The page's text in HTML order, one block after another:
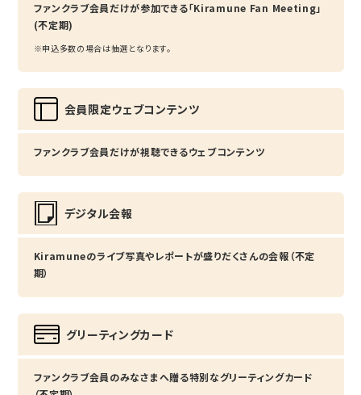
ファンクラブ会員だけが参加できる「Kiramune Fan Meeting」
(不定期)
※申込多数の場合は抽選となります。
会員限定ウェブコンテンツ
ファンクラブ会員だけが視聴できるウェブコンテンツ
デジタル会報
Kiramuneのライブ写真やレポートが盛りだくさんの会報（不定
期）
グリーティングカード
ファンクラブ会員のみなさまへ贈る特別なグリーティングカード